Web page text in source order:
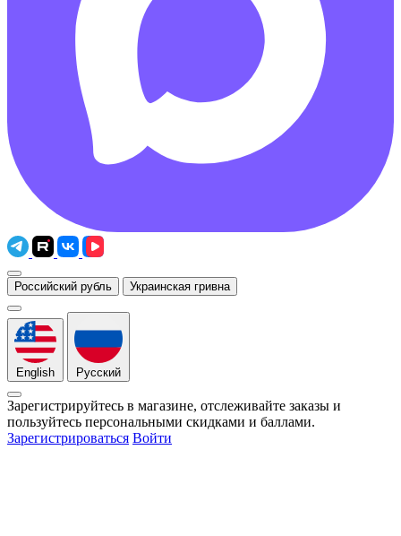
Российский рубль Украинская гривна
English Русский
Зарегистрируйтесь в магазине, отслеживайте заказы и
пользуйтесь персональными скидками и баллами.
Зарегистрироваться Войти